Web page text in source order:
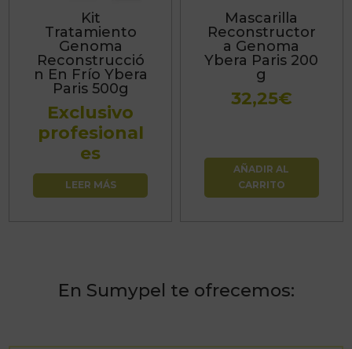
Kit
Tratamiento
Genoma
Reconstrucció
n En Frío Ybera
Paris 500g
Exclusivo
profesional
es
LEER MÁS
Mascarilla
Reconstructor
a Genoma
Ybera Paris 200
g
32,25€
AÑADIR AL
CARRITO
En Sumypel te ofrecemos: